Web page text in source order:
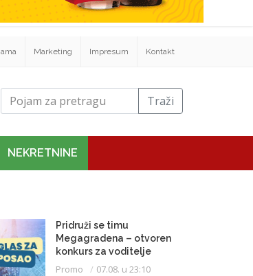
Marketing Impresum Kontakt
Traži
NEKRETNINE
Pridruži se timu
Megagradena – otvoren
konkurs za voditelje
gradilišta
Promo 07.08. u 23:10